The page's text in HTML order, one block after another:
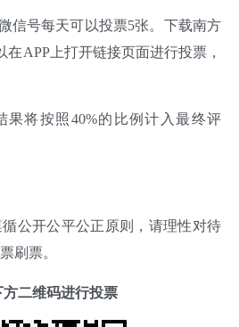
号每天可以投票5张。下载南方
APP上打开链接页面进行投票，
将按照40%的比例计入最终评
开公平公正原则，请理性对待
刷票。
方二维码进行投票